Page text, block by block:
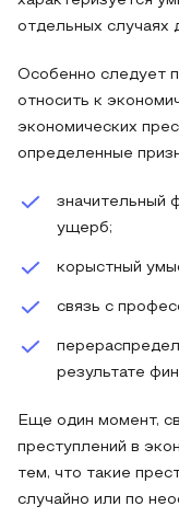
отдельных случаях
Особенно следует
относить к
экономических
определенные
значительный
ущерб;
корыстный
связь с
результате
Еще один момент,
преступлений в
тем, что такие
случайно или по